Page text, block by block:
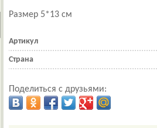
Размер 5*13 см
Артикул
Страна
Поделиться с друзьями: